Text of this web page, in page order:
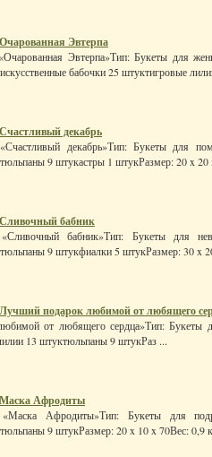
Эвтерпа
Эвтерпа»Тип: Букеты для
бабочки 25 штуктигровые
декабрь
декабрь»Тип: Букеты для
9 штукастры 1 штукРазмер: 20 x
бабник
бабник»Тип: Букеты для
9 штукфиалки 5 штукРазмер: 30 x
подарок любимой от любящего
от любящего сердца»Тип: Букеты
13 штуктюльпаны 9 штукРаз ...
Афродиты
Афродиты»Тип: Букеты для
9 штукРазмер: 20 x 10 x 70Вес: 0,9